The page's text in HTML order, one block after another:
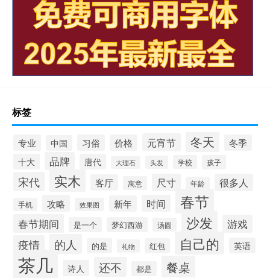
标签
专业 中国 习俗 价格 元宵节 冬天 冬季
十大 品牌 唐代 大理石 头发 学校 孩子
宋代 实木 客厅 寓意 尺寸 年龄 很多人
手机 攻略 效果图 新年 时间 春节
春节期间 是一个 梦幻西游 汤圆 沙发 游戏
疫情 的人 的是 礼物 红包 自己的 英语
茶几 诗人 还不 都是 餐桌